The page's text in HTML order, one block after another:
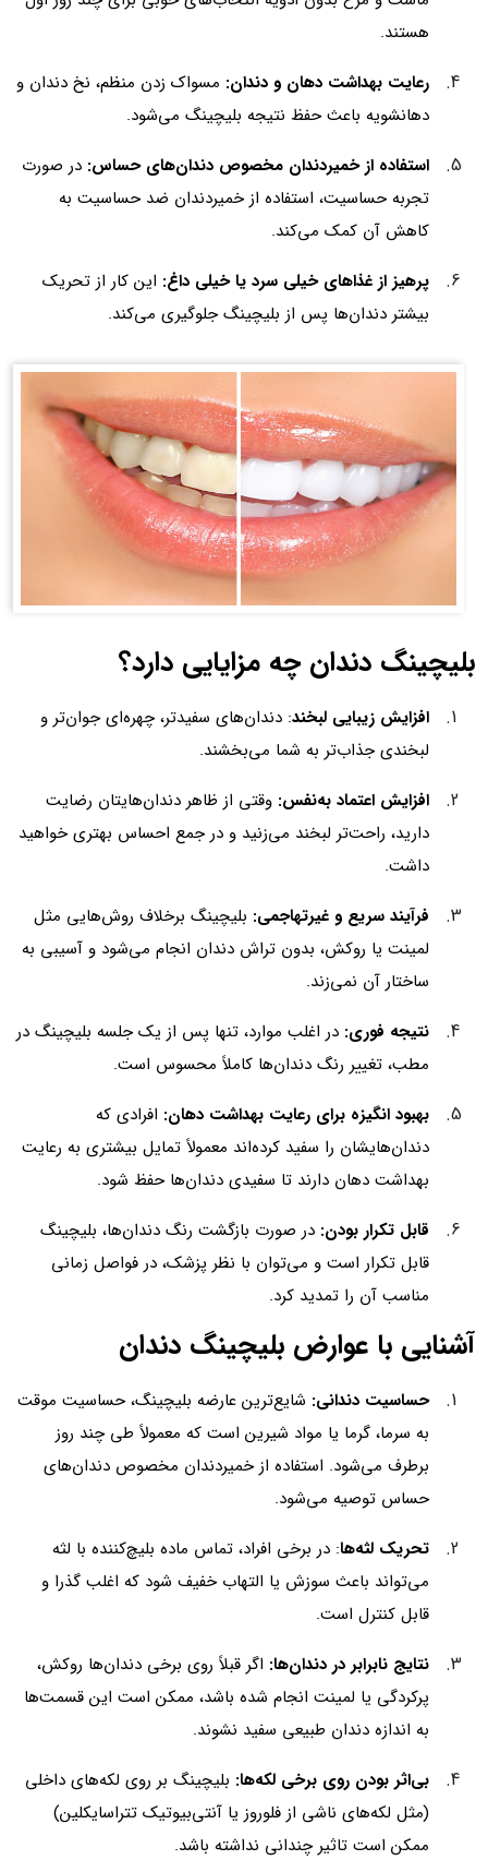
هستند.
رعایت بهداشت دهان و دندان: مسواک زدن منظم، نخ دندان و
دهانشویه باعث حفظ نتیجه بلیچینگ می‌شود.
استفاده از خمیردندان مخصوص دندان‌های حساس: در صورت
تجربه حساسیت، استفاده از خمیردندان ضد حساسیت به
کاهش آن کمک می‌کند.
پرهیز از غذاهای خیلی سرد یا خیلی داغ: این کار از تحریک
بیشتر دندان‌ها پس از بلیچینگ جلوگیری می‌کند.
بلیچینگ دندان چه مزایایی دارد؟
افزایش زیبایی لبخند: دندان‌های سفیدتر، چهره‌ای جوان‌تر و
لبخندی جذاب‌تر به شما می‌بخشند.
افزایش اعتماد به‌نفس: وقتی از ظاهر دندان‌هایتان رضایت
دارید، راحت‌تر لبخند می‌زنید و در جمع احساس بهتری خواهید
داشت.
فرآیند سریع و غیرتهاجمی: بلیچینگ برخلاف روش‌هایی مثل
لمینت یا روکش، بدون تراش دندان انجام می‌شود و آسیبی به
ساختار آن نمی‌زند.
نتیجه فوری: در اغلب موارد، تنها پس از یک جلسه بلیچینگ در
مطب، تغییر رنگ دندان‌ها کاملاً محسوس است.
بهبود انگیزه برای رعایت بهداشت دهان: افرادی که
دندان‌هایشان را سفید کرده‌اند معمولاً تمایل بیشتری به رعایت
بهداشت دهان دارند تا سفیدی دندان‌ها حفظ شود.
قابل تکرار بودن: در صورت بازگشت رنگ دندان‌ها، بلیچینگ
قابل تکرار است و می‌توان با نظر پزشک، در فواصل زمانی
مناسب آن را تمدید کرد.
آشنایی با عوارض بلیچینگ دندان
حساسیت دندانی: شایع‌ترین عارضه بلیچینگ، حساسیت موقت
به سرما، گرما یا مواد شیرین است که معمولاً طی چند روز
برطرف می‌شود. استفاده از خمیردندان مخصوص دندان‌های
حساس توصیه می‌شود.
تحریک لثه‌ها: در برخی افراد، تماس ماده بلیچ‌کننده با لثه
می‌تواند باعث سوزش یا التهاب خفیف شود که اغلب گذرا و
قابل کنترل است.
نتایج نابرابر در دندان‌ها: اگر قبلاً روی برخی دندان‌ها روکش،
پرکردگی یا لمینت انجام شده باشد، ممکن است این قسمت‌ها
به اندازه دندان طبیعی سفید نشوند.
بی‌اثر بودن روی برخی لکه‌ها: بلیچینگ بر روی لکه‌های داخلی
(مثل لکه‌های ناشی از فلوروز یا آنتی‌بیوتیک تتراسایکلین)
ممکن است تاثیر چندانی نداشته باشد.